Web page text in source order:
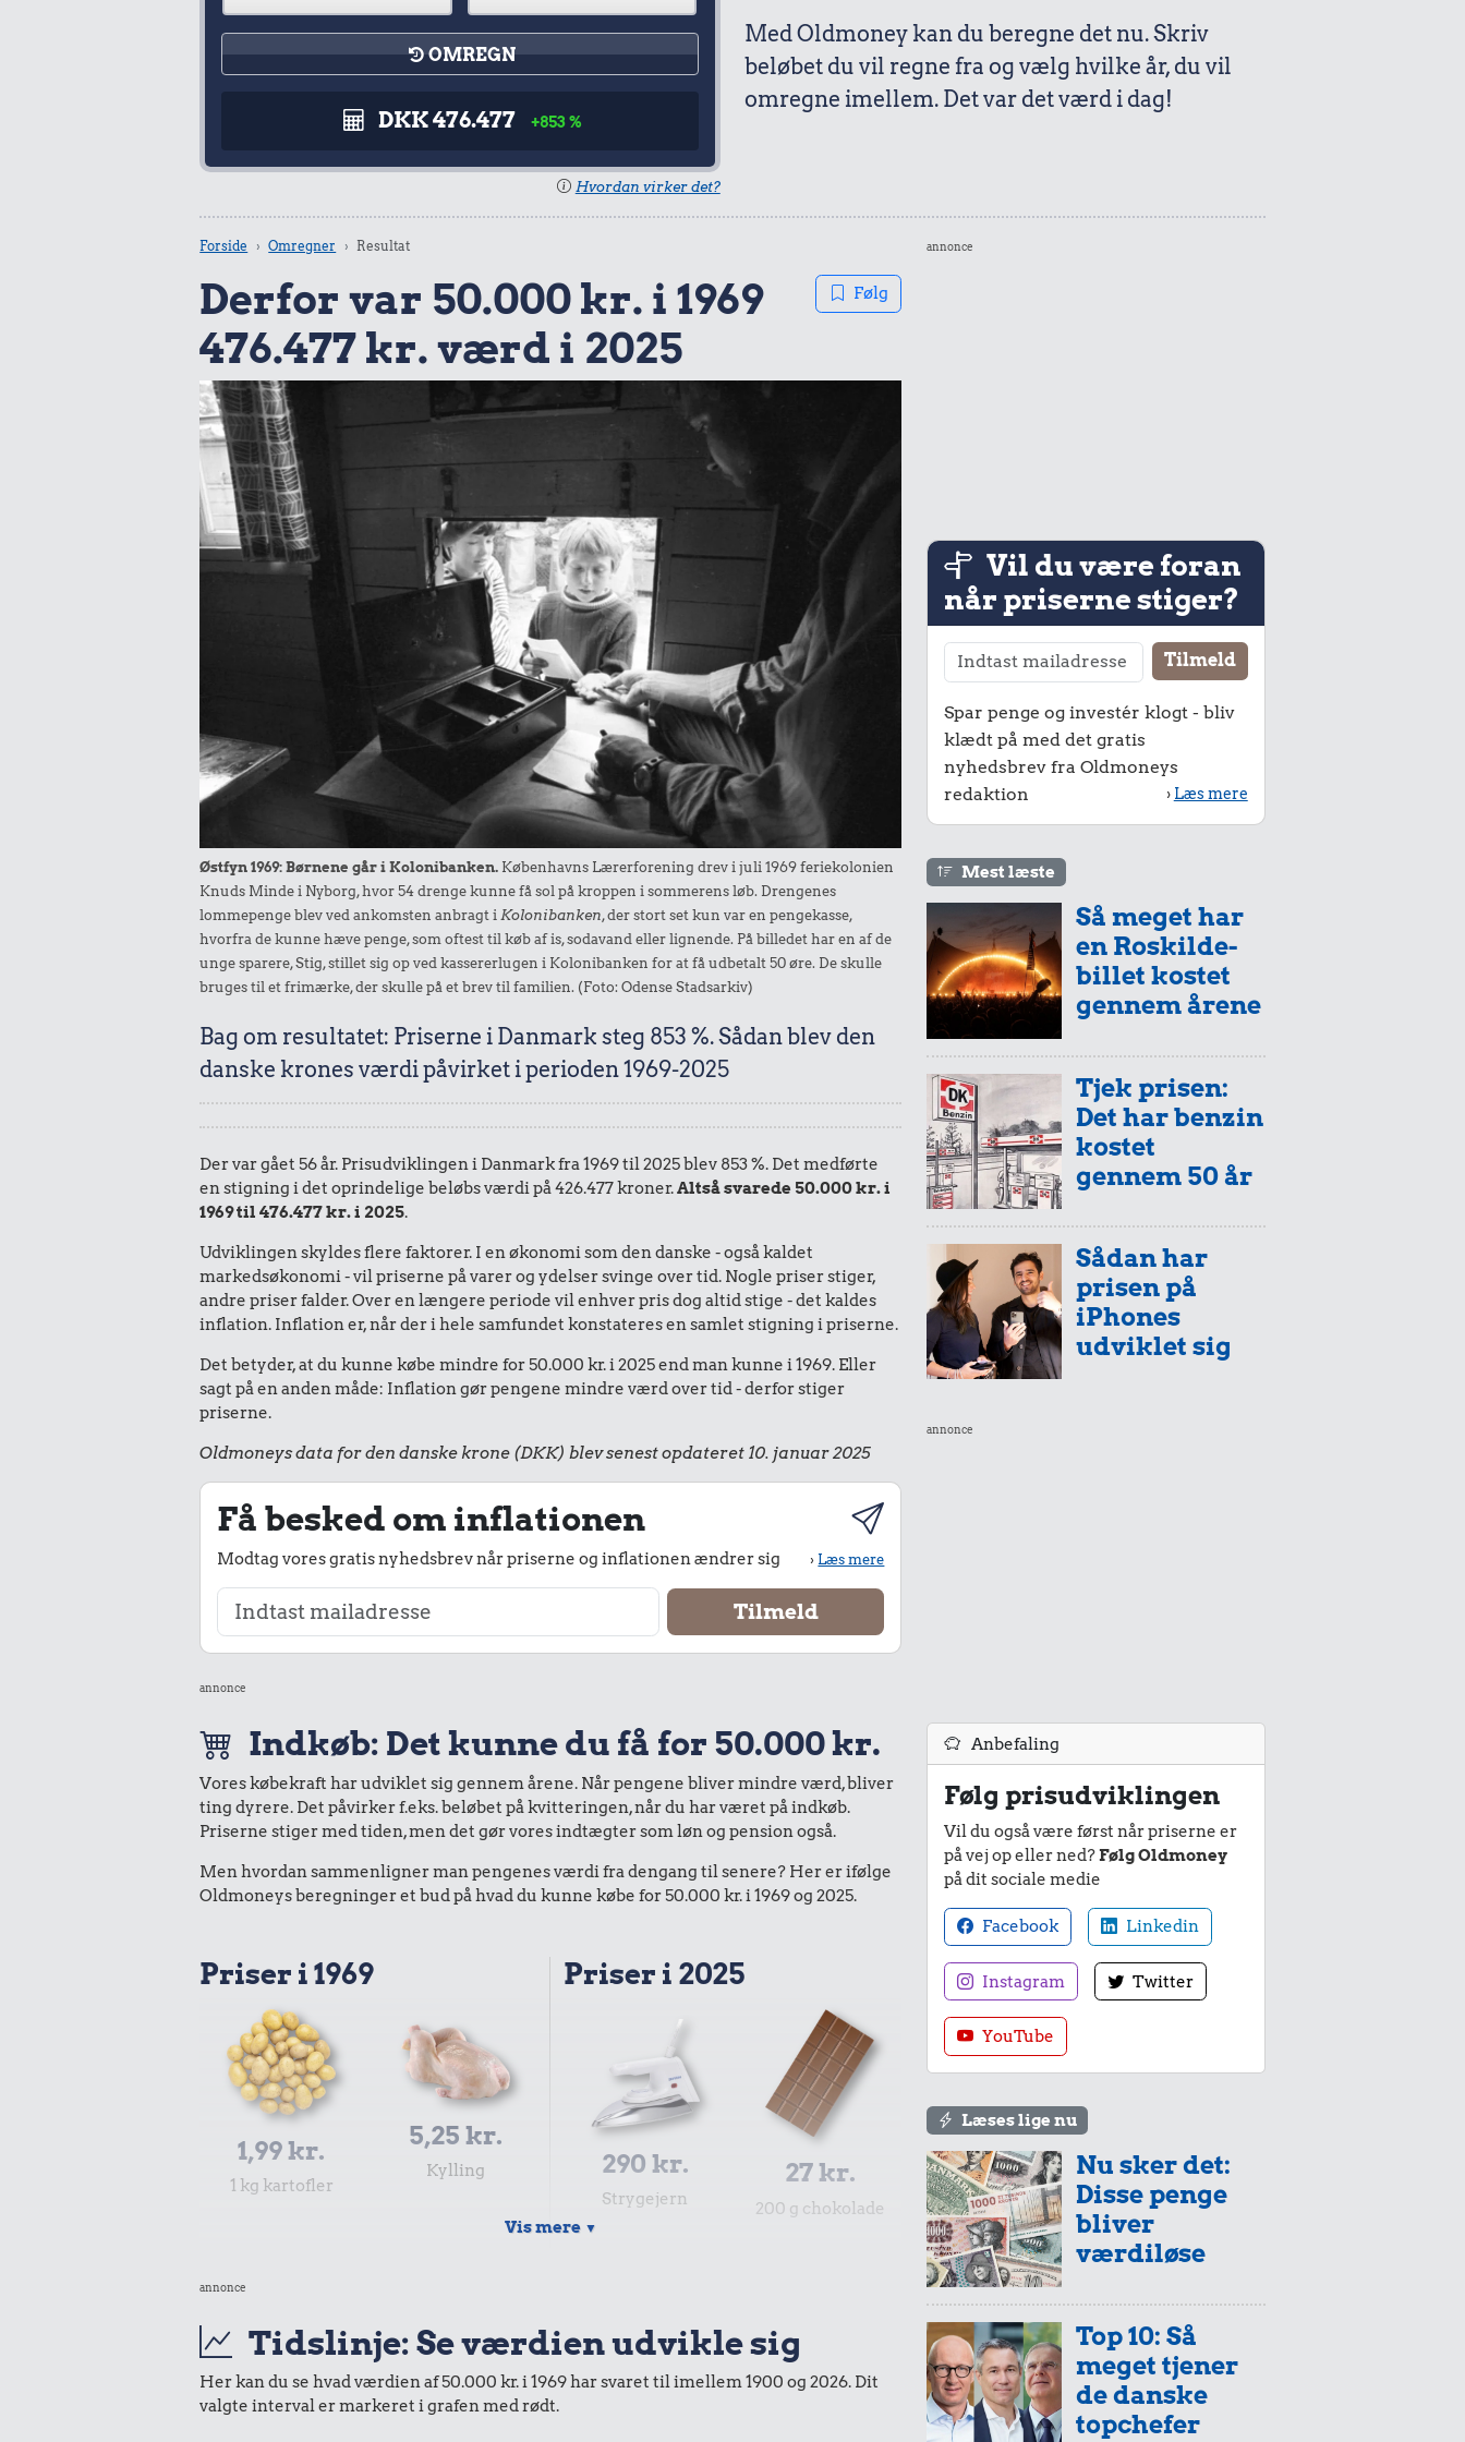
OMREGN
DKK 476.477 +853 %
Hvordan virker det?
Med Oldmoney kan du beregne det nu. Skriv
beløbet du vil regne fra og vælg hvilke år, du vil
omregne imellem. Det var det værd i dag!
Forside Omregner Resultat
Derfor var 50.000 kr. i 1969
476.477 kr. værd i 2025
Følg
Østfyn 1969: Børnene går i Kolonibanken. Københavns Lærerforening drev i juli 1969 feriekolonien
Knuds Minde i Nyborg, hvor 54 drenge kunne få sol på kroppen i sommerens løb. Drengenes
lommepenge blev ved ankomsten anbragt iKolonibanken, der stort set kun var en pengekasse,
hvorfra de kunne hæve penge, som oftest til køb af is, sodavand eller lignende. På billedet har en af de
unge sparere, Stig, stillet sig op ved kassererlugen i Kolonibanken for at få udbetalt 50 øre. De skulle
bruges til et frimærke, der skulle på et brev til familien. (Foto: Odense Stadsarkiv)
Bag om resultatet: Priserne i Danmark steg 853 %. Sådan blev den
danske krones værdi påvirket i perioden 1969-2025
Der var gået 56 år. Prisudviklingen i Danmark fra 1969 til 2025 blev 853 %. Det medførte
en stigning i det oprindelige beløbs værdi på 426.477 kroner.Altså svarede 50.000 kr. i
1969 til 476.477 kr. i 2025.
Udviklingen skyldes flere faktorer. I en økonomi som den danske - også kaldet
markedsøkonomi - vil priserne på varer og ydelser svinge over tid. Nogle priser stiger,
andre priser falder. Over en længere periode vil enhver pris dog altid stige - det kaldes
inflation. Inflation er, når der i hele samfundet konstateres en samlet stigning i priserne.
Det betyder, at du kunne købe mindre for 50.000 kr. i 2025 end man kunne i 1969. Eller
sagt på en anden måde: Inflation gør pengene mindre værd over tid - derfor stiger
priserne.
Oldmoneys data for den danske krone (DKK) blev senest opdateret 10. januar 2025
Få besked om inflationen
Modtag vores gratis nyhedsbrev når priserne og inflationen ændrer sig ›Læs mere
annonce
Indkøb: Det kunne du få for 50.000 kr.
Vores købekraft har udviklet sig gennem årene. Når pengene bliver mindre værd, bliver
ting dyrere. Det påvirker f.eks. beløbet på kvitteringen, når du har været på indkøb.
Priserne stiger med tiden, men det gør vores indtægter som løn og pension også.
Men hvordan sammenligner man pengenes værdi fra dengang til senere? Her er ifølge
Oldmoneys beregninger et bud på hvad du kunne købe for 50.000 kr. i 1969 og 2025.
Priser i 1969
1,99 kr.
1 kg kartofler
5,25 kr.
Kylling
Priser i 2025
290 kr.
Strygejern
27 kr.
200 g chokolade
25 kr. 5.500 kr.
Vis mere ▼
annonce
Tidslinje: Se værdien udvikle sig
Her kan du se hvad værdien af 50.000 kr. i 1969 har svaret til imellem 1900 og 2026. Dit
valgte interval er markeret i grafen med rødt.
annonce
Vil du være foran
når priserne stiger?
Spar penge og investér klogt - bliv
klædt på med det gratis
nyhedsbrev fra Oldmoneys
redaktion
› Læs mere
Mest læste
Så meget har
en Roskilde-
billet kostet
gennem årene
Tjek prisen:
Det har benzin
kostet
gennem 50 år
Sådan har
prisen på
iPhones
udviklet sig
annonce
Anbefaling
Følg prisudviklingen
Vil du også være først når priserne er
på vej op eller ned?Følg Oldmoney
på dit sociale medie
Facebook Linkedin
Instagram Twitter
YouTube
Læses lige nu
Nu sker det:
Disse penge
bliver
værdiløse
Top 10: Så
meget tjener
de danske
topchefer